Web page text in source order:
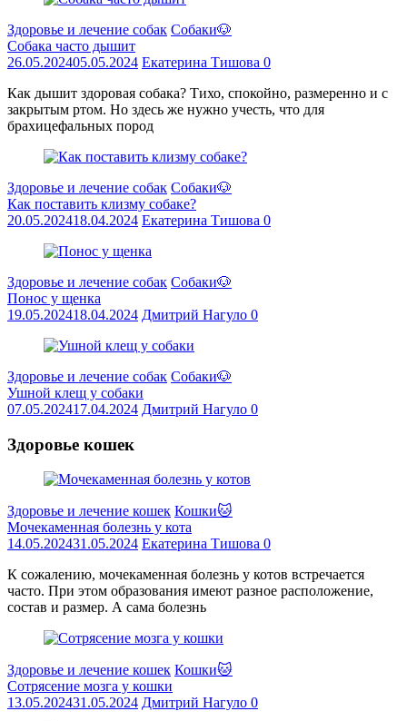
Здоровье и лечение собак Собаки🐶
Собака часто дышит
26.05.202405.05.2024 Екатерина Тишова 0
Как дышит здоровая собака? Тихо, спокойно, размеренно и с
закрытым ртом. Но здесь же нужно учесть, что для
брахицефальных пород
Здоровье и лечение собак Собаки🐶
Как поставить клизму собаке?
20.05.202418.04.2024 Екатерина Тишова 0
Здоровье и лечение собак Собаки🐶
Понос у щенка
19.05.202418.04.2024 Дмитрий Нагуло 0
Здоровье и лечение собак Собаки🐶
Ушной клещ у собаки
07.05.202417.04.2024 Дмитрий Нагуло 0
Здоровье кошек
Здоровье и лечение кошек Кошки🐱
Мочекаменная болезнь у кота
14.05.202431.05.2024 Екатерина Тишова 0
К сожалению, мочекаменная болезнь у котов встречается
часто. При этом образования имеют разное расположение,
состав и размер. А сама болезнь
Здоровье и лечение кошек Кошки🐱
Сотрясение мозга у кошки
13.05.202431.05.2024 Дмитрий Нагуло 0